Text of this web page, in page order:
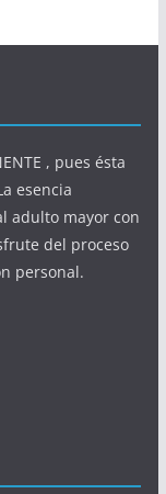
, pues ésta
esencia
adulto mayor con
del proceso
personal.